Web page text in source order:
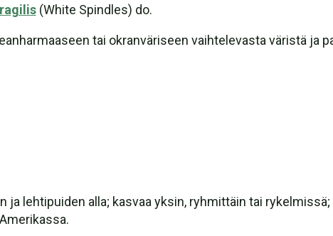
(White Spindles) do.
tai okranväriseen vaihtelevasta väristä ja
lehtipuiden alla; kasvaa yksin, ryhmittäin tai